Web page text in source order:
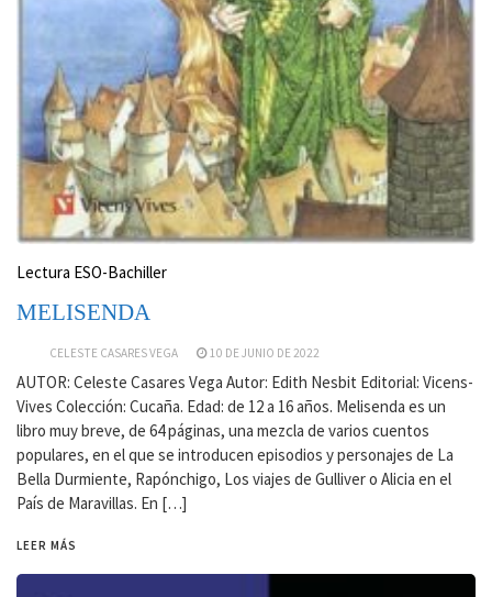
Lectura ESO-Bachiller
MELISENDA
CELESTE CASARES VEGA 10 DE JUNIO DE 2022
AUTOR: Celeste Casares Vega Autor: Edith Nesbit Editorial: Vicens-
Vives Colección: Cucaña. Edad: de 12 a 16 años. Melisenda es un
libro muy breve, de 64 páginas, una mezcla de varios cuentos
populares, en el que se introducen episodios y personajes de La
Bella Durmiente, Rapónchigo, Los viajes de Gulliver o Alicia en el
País de Maravillas. En […]
LEER MÁS